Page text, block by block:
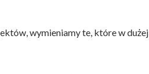
wymieniamy te, które w dużej